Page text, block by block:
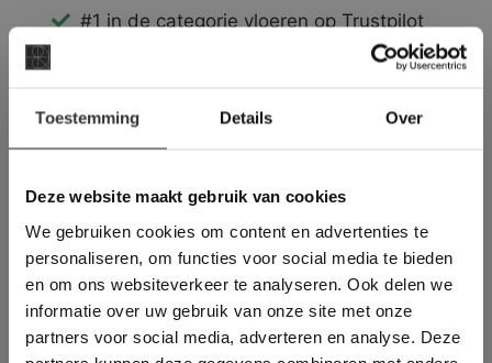
Toestemming Details Over
Deze website maakt gebruik van cookies
We gebruiken cookies om content en advertenties te
personaliseren, om functies voor social media te bieden
en om ons websiteverkeer te analyseren. Ook delen we
informatie over uw gebruik van onze site met onze
partners voor social media, adverteren en analyse. Deze
#1 in de categorie vloeren op Trustpilot
Binnen 24 uur een passende offerte
Meer dan 500 m2 showroom
Deze website maakt
gebruik van cookies.
This Cookie Banner was deleted and is no
longer working. Please contact the website
administrator.
Deze website gebruikt cookies om de
gebruikerservaring te verbeteren. Door
gebruik te maken van onze website geeft u
toestemming voor alle cookies in
overeenstemming met ons cookiebeleid.Lees
verder